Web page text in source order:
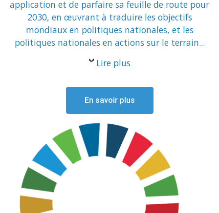
application et de parfaire sa feuille de route pour
2030, en œuvrant à traduire les objectifs
mondiaux en politiques nationales, et les
politiques nationales en actions sur le terrain...
Lire plus
En savoir plus